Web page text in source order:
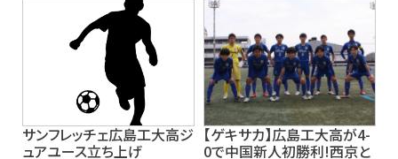
サンフレッチェ広島工大高ジ
ュアユース立ち上げ
【ゲキサカ】広島工大高が4-
0で中国新人初勝利!西京と